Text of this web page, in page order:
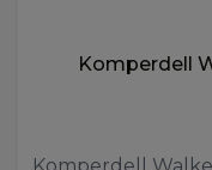
Komperdell